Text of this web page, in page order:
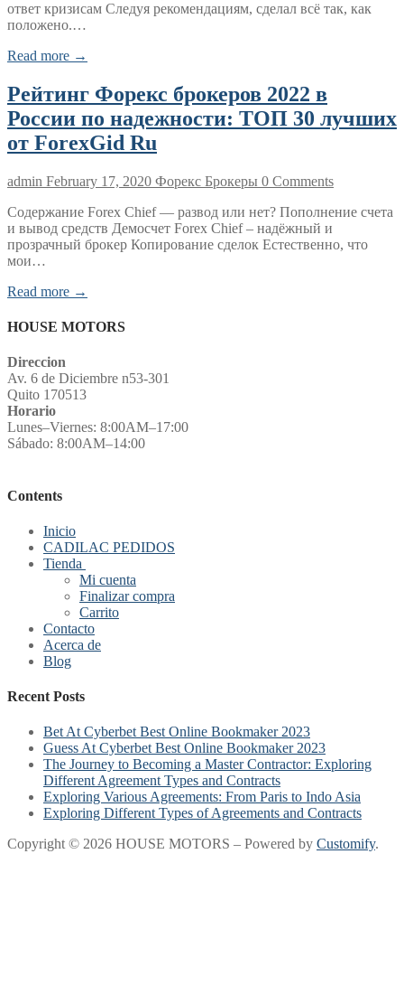
ответ кризисам Следуя рекомендациям, сделал всё так, как
положено.…
Read more →
Рейтинг Форекс брокеров 2022 в
России по надежности: ТОП 30 лучших
от ForexGid Ru
admin February 17, 2020 Форекс Брокеры 0 Comments
Содержание Forex Chief — развод или нет? Пополнение счета
и вывод средств Демосчет Forex Chief – надёжный и
прозрачный брокер Копирование сделок Естественно, что
мои…
Read more →
HOUSE MOTORS
Direccion
Av. 6 de Diciembre n53-301
Quito 170513
Horario
Lunes–Viernes: 8:00AM–17:00
Sábado: 8:00AM–14:00
Contents
Inicio
CADILAC PEDIDOS
Tienda
Mi cuenta
Finalizar compra
Carrito
Contacto
Acerca de
Blog
Recent Posts
Bet At Cyberbet Best Online Bookmaker 2023
Guess At Cyberbet Best Online Bookmaker 2023
The Journey to Becoming a Master Contractor: Exploring
Different Agreement Types and Contracts
Exploring Various Agreements: From Paris to Indo Asia
Exploring Different Types of Agreements and Contracts
Copyright © 2026 HOUSE MOTORS – Powered by Customify.